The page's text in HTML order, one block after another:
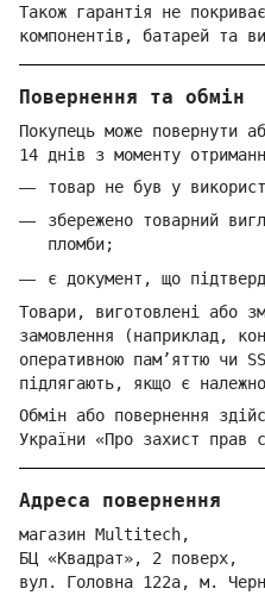
Також гарантія не
компонентів, батарей та
Повернення та обмін
Покупець може повернути
14 днів з моменту
товар не був у
збережено товарний
пломби;
є документ, що
Товари, виготовлені або
замовлення (наприклад,
оперативною пам’яттю чи
підлягають, якщо є
Обмін або повернення
України «Про захист прав
Адреса повернення
магазин Multitech,
БЦ «Квадрат», 2 поверх,
вул. Головна 122а, м. Че